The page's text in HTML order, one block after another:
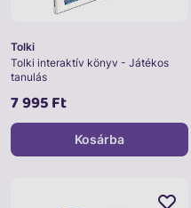
Tolki
Tolki interaktív könyv - Játékos
tanulás
7 995 Ft
Kosárba